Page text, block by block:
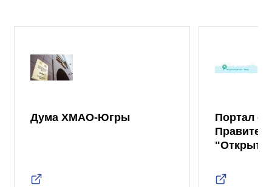
Дума ХМАО-Югры
Портал